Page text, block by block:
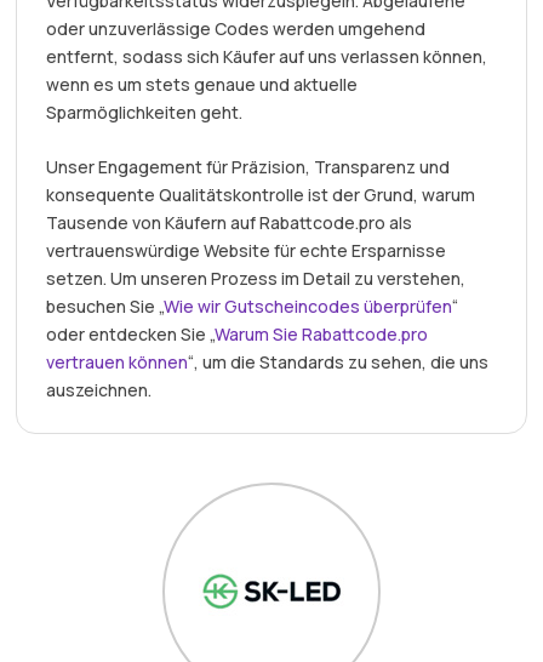
oder unzuverlässige Codes werden umgehend
entfernt, sodass sich Käufer auf uns verlassen können,
wenn es um stets genaue und aktuelle
Sparmöglichkeiten geht.
Unser Engagement für Präzision, Transparenz und
konsequente Qualitätskontrolle ist der Grund, warum
Tausende von Käufern auf Rabattcode.pro als
vertrauenswürdige Website für echte Ersparnisse
setzen. Um unseren Prozess im Detail zu verstehen,
besuchen Sie „Wie wir Gutscheincodes überprüfen“
oder entdecken Sie „Warum Sie Rabattcode.pro
vertrauen können“, um die Standards zu sehen, die uns
auszeichnen.